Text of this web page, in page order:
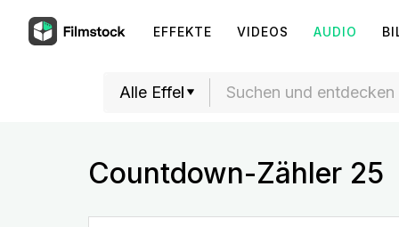
EFFEKTE VIDEOS AUDIO
Countdown-Zähler 25